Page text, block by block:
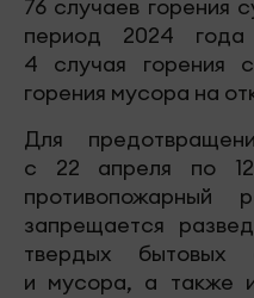
76 случаев горения
период 2024 года
4 случая горения
горения мусора на
Для
с 22 апреля по
запрещается
твердых бытовых
и мусора, а также